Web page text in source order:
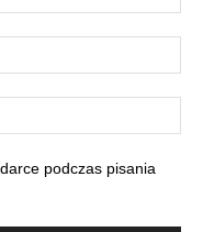
podczas pisania